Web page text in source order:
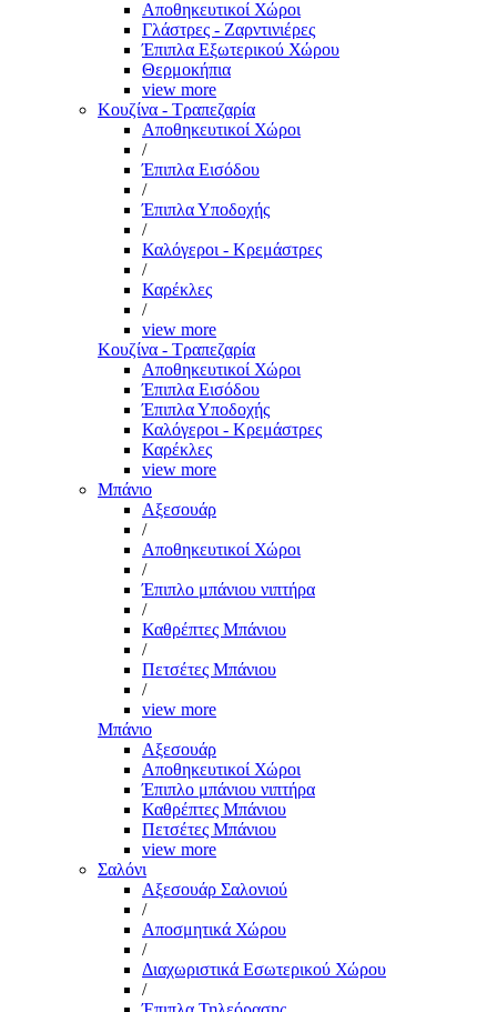
Αποθηκευτικοί Χώροι
Γλάστρες - Ζαρντινιέρες
Έπιπλα Εξωτερικού Χώρου
Θερμοκήπια
view more
Κουζίνα - Τραπεζαρία
Αποθηκευτικοί Χώροι
/
Έπιπλα Εισόδου
/
Έπιπλα Υποδοχής
/
Καλόγεροι - Κρεμάστρες
/
Καρέκλες
/
view more
Κουζίνα - Τραπεζαρία
Αποθηκευτικοί Χώροι
Έπιπλα Εισόδου
Έπιπλα Υποδοχής
Καλόγεροι - Κρεμάστρες
Καρέκλες
view more
Μπάνιο
Αξεσουάρ
/
Αποθηκευτικοί Χώροι
/
Έπιπλο μπάνιου νιπτήρα
/
Καθρέπτες Μπάνιου
/
Πετσέτες Μπάνιου
/
view more
Μπάνιο
Αξεσουάρ
Αποθηκευτικοί Χώροι
Έπιπλο μπάνιου νιπτήρα
Καθρέπτες Μπάνιου
Πετσέτες Μπάνιου
view more
Σαλόνι
Αξεσουάρ Σαλονιού
/
Αποσμητικά Χώρου
/
Διαχωριστικά Εσωτερικού Χώρου
/